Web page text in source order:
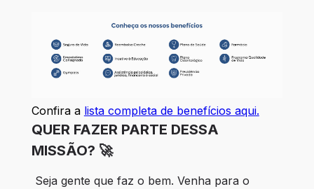
Confira a lista completa de benefícios aqui.
QUER FAZER PARTE DESSA
MISSÃO? 🚀
Seja gente que faz o bem. Venha para o